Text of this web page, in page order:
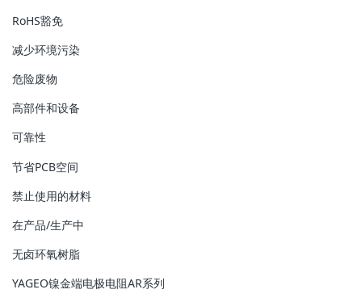
RoHS豁免
减少环境污染
危险废物
高部件和设备
可靠性
节省PCB空间
禁止使用的材料
在产品/生产中
无卤环氧树脂
YAGEO镍金端电极电阻AR系列